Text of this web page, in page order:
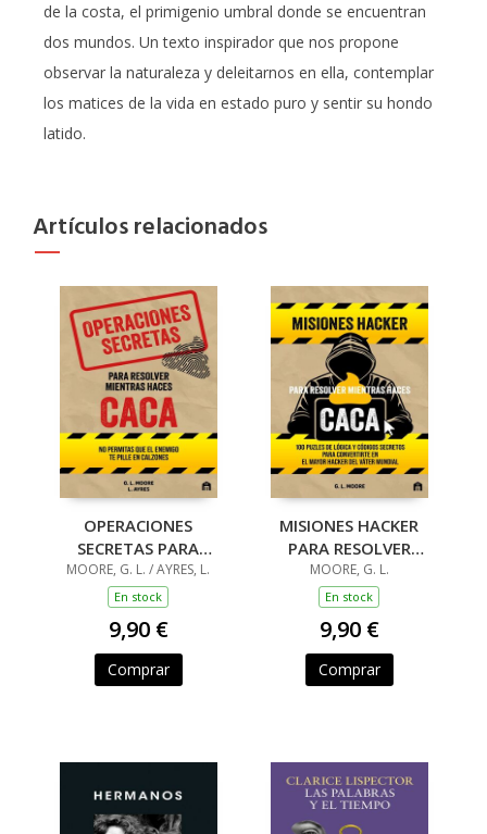
de la costa, el primigenio umbral donde se encuentran
dos mundos. Un texto inspirador que nos propone
observar la naturaleza y deleitarnos en ella, contemplar
los matices de la vida en estado puro y sentir su hondo
latido.
Artículos relacionados
OPERACIONES
SECRETAS PARA
RESOLVER MIENTRAS
HACES CACA
MOORE, G. L. / AYRES, L.
En stock
9,90 €
Comprar
MISIONES HACKER
PARA RESOLVER
MIENTRAS HACES
CACA
MOORE, G. L.
En stock
9,90 €
Comprar